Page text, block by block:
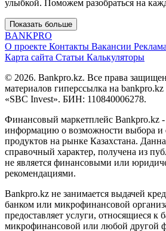
улыбкой. Поможем разобраться на
Показать больше
BANKPRO
О проекте Контакты Вакансии Реклама
Карта сайта Статьи Калькуляторы
© 2026. Bankpro.kz. Все права
материалов гиперссылка на
«SBC Invest». БИН: 110840006278.
Финансовый маркетплейс Bankpro.kz -
информацию о возможности выбора и
продуктов на рынке Казахстана.
справочный характер, получена из
не является финансовыми или
рекомендациями.
Bankpro.kz не занимается выдачей
банком или микрофинансовой
предоставляет услуги, относящиеся к
микрофинансовой или любой другой